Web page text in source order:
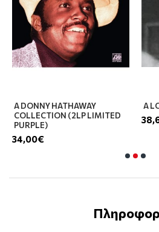
A DONNY HATHAWAY
COLLECTION (2LP LIMITED
PURPLE)
34,00€
A